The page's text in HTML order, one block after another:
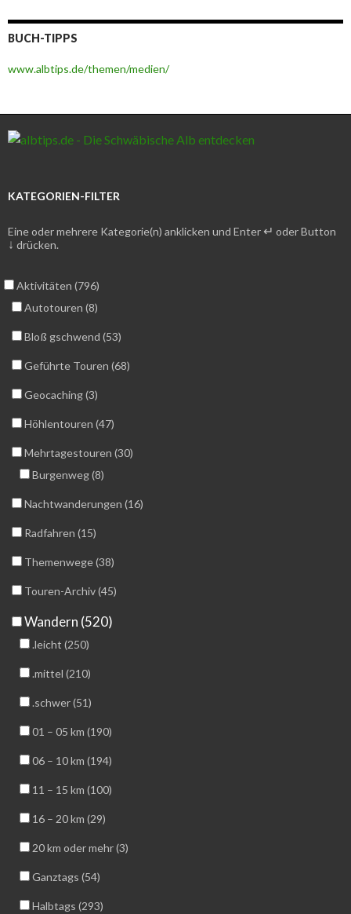
BUCH-TIPPS
www.albtips.de/themen/medien/
KATEGORIEN-FILTER
Eine oder mehrere Kategorie(n) anklicken und Enter ↵ oder Button
↓ drücken.
Aktivitäten (796)
Autotouren (8)
Bloß gschwend (53)
Geführte Touren (68)
Geocaching (3)
Höhlentouren (47)
Mehrtagestouren (30)
Burgenweg (8)
Nachtwanderungen (16)
Radfahren (15)
Themenwege (38)
Touren-Archiv (45)
Wandern (520)
.leicht (250)
.mittel (210)
.schwer (51)
01 – 05 km (190)
06 – 10 km (194)
11 – 15 km (100)
16 – 20 km (29)
20 km oder mehr (3)
Ganztags (54)
Halbtags (293)